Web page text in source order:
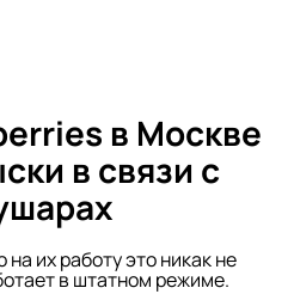
в Москве
в связи с
их работу это никак не
в штатном режиме.